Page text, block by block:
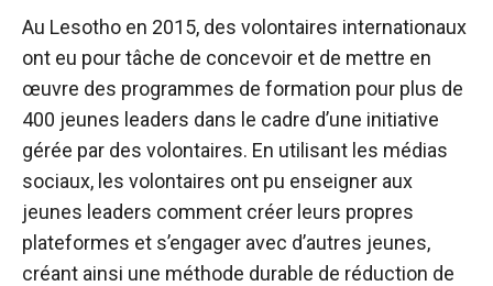
Au Lesotho en 2015, des volontaires internationaux
ont eu pour tâche de concevoir et de mettre en
œuvre des programmes de formation pour plus de
400 jeunes leaders dans le cadre d’une initiative
gérée par des volontaires. En utilisant les médias
sociaux, les volontaires ont pu enseigner aux
jeunes leaders comment créer leurs propres
plateformes et s’engager avec d’autres jeunes,
créant ainsi une méthode durable de réduction de